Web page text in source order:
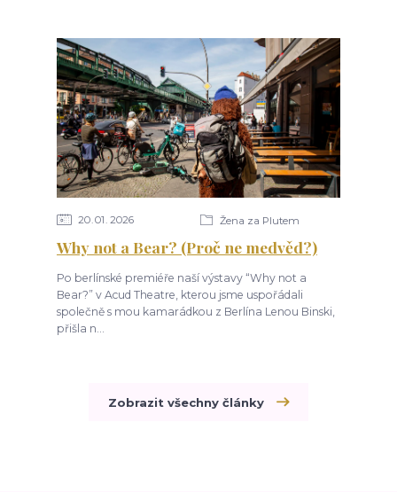
20 01 2026 Žena za Plutem
Why not a Bear? (Proč ne medvěd?)
Po berlínské premiéře naší výstavy “Why not a
Bear?” v Acud Theatre, kterou jsme uspořádali
společně s mou kamarádkou z Berlína Lenou Binski,
přišla n...
Zobrazit všechny články